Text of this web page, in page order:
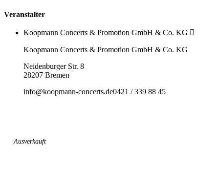
Veranstalter
Koopmann Concerts & Promotion GmbH & Co. KG
Koopmann Concerts & Promotion GmbH & Co. KG
Neidenburger Str. 8
28207 Bremen
info@koopmann-concerts.de0421 / 339 88 45
Ausverkauft